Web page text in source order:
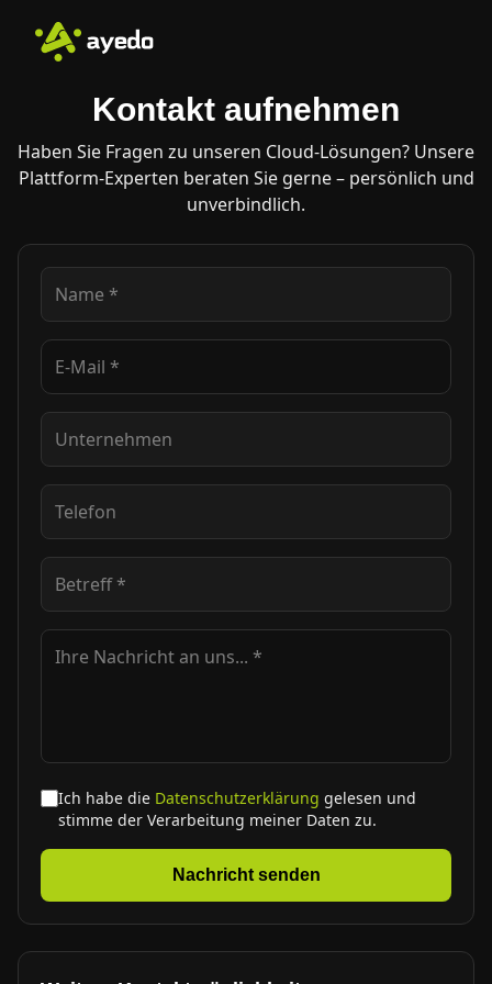
Kontakt aufnehmen
Haben Sie Fragen zu unseren Cloud-Lösungen? Unsere
Plattform-Experten beraten Sie gerne – persönlich und
unverbindlich.
Ich habe die Datenschutzerklärung gelesen und
stimme der Verarbeitung meiner Daten zu.
Nachricht senden